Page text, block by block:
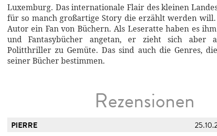
Luxemburg. Das internationale Flair des kleinen
für so manch großartige Story die erzählt werden
Autor ein Fan von Büchern. Als Leseratte haben es
und Fantasybücher angetan, er zieht sich aber
Politthriller zu Gemüte. Das sind auch die Genres,
seiner Bücher bestimmen.
Rezensionen
PIERRE